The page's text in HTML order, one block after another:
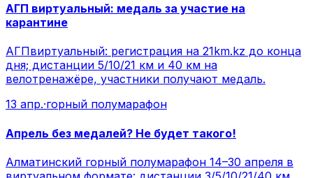
АГП виртуальный: медаль за участие на
карантине
АГПвиртуальный: регистрация на 21km.kz до конца
дня; дистанции 5/10/21 км и 40 км на
велотренажёре, участники получают медаль.
13 апр.·горный полумарафон
Апрель без медалей? Не будет такого!
Алматинский горный полумарафон 14–30 апреля в